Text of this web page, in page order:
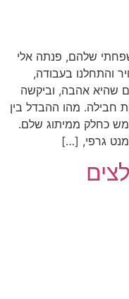
שלהם, פנתה אלי
והתחלנו בעבודה,
שהיא אהבה, וביקשה
חבילה. מהו ההבדל בין
כחלק ממיתוג שלם.
גרפי, […]